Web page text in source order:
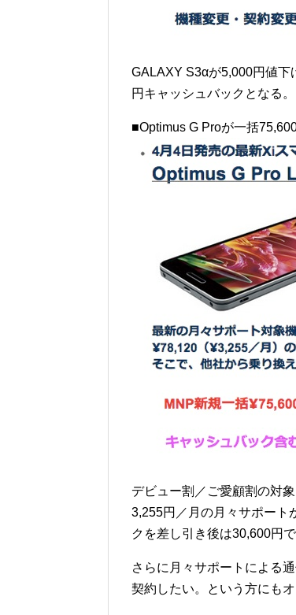
GALAXY S3αが5,000円値下
円キャッシュバックとなる。
■Optimus G Proが一括
デビュー割／ご愛顧割の対
3,255円／月の月々サポート
クを差し引き後は30,600円
さらに月々サポートによる
契約したい。という方にもオ